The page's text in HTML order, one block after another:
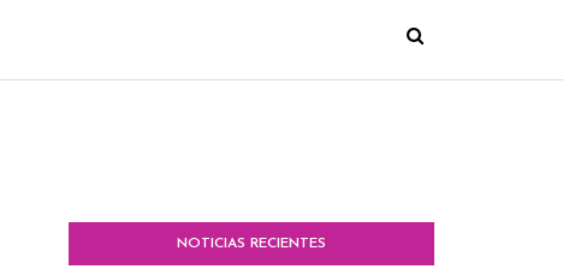
NOTICIAS RECIENTES